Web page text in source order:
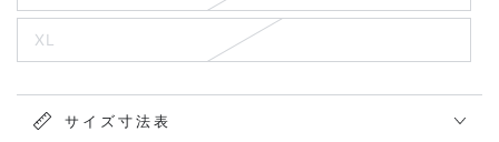
XL
サイズ寸法表